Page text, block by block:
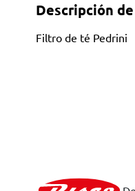
Descripción
Filtro de té Pedrini